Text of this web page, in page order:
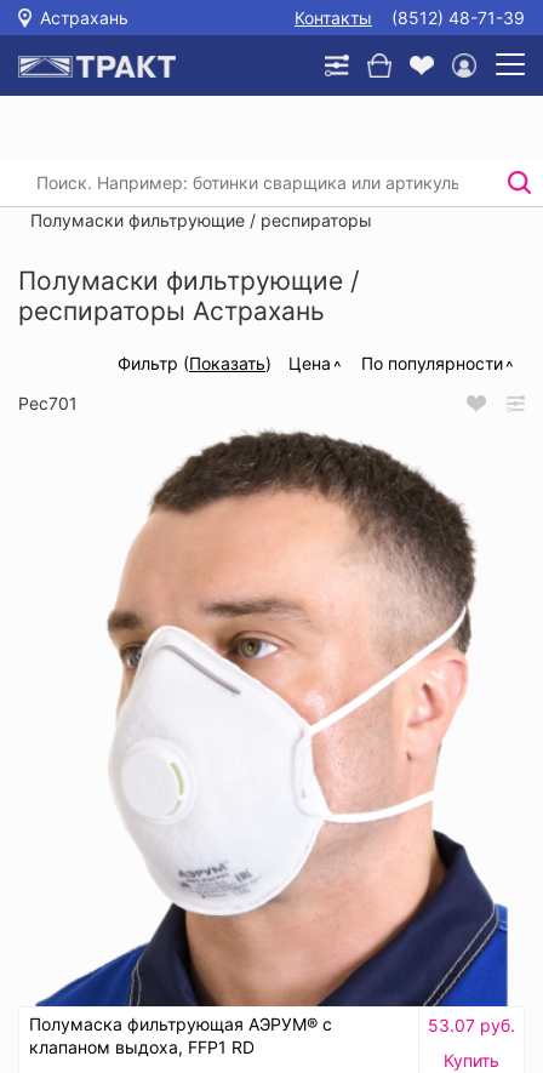
Астрахань Контакты (8512) 48-71-39
Главная / /
Полумаски фильтрующие / респираторы
Полумаски фильтрующие / респираторы
Полумаски фильтрующие /
респираторы Астрахань
Фильтр (Показать) Цена
По популярности
Рес701
Полумаска фильтрующая АЭРУМ® с
клапаном выдоха, FFP1 RD
53.07 руб.
Купить